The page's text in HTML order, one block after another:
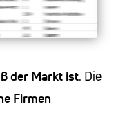
der Markt ist. Die
Firmen